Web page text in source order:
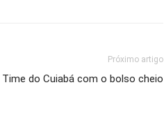
Próximo artigo
do Cuiabá com o bolso cheio